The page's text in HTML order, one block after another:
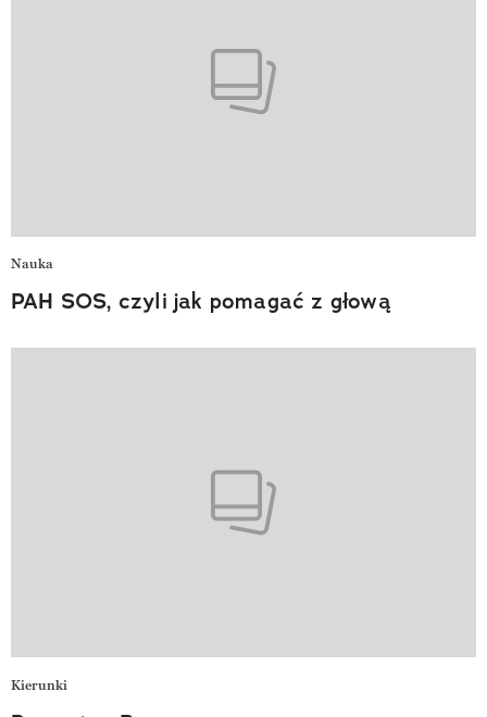
Nauka
PAH SOS, czyli jak pomagać z głową
Kierunki